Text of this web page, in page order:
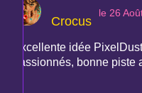
Crocus
le 26
Excellente idée
passionnés, bonne piste